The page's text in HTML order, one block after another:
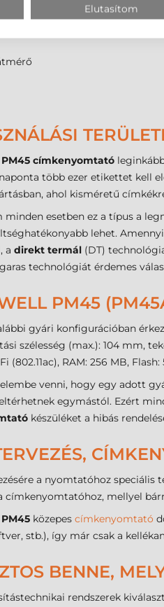
címkenyomtató
több ezer etikettet kell
ahol kisméretű
minden esetben ez a típus a
lehet.
a direkt termál (DT)
technológiát érdemes
PM45
gyári konfigurációban
szélesség (max.): 104 mm,
(802.11ac), RAM: 256 MB,
venni, hogy egy adott
egymástól. Ezért
készüléket a hibás
a nyomtatóhoz
címkenyomtatóhoz, mellyel
közepes címkenyomtató
stb.), így már csak a
BENNE,
rendszerek
Elutasítom